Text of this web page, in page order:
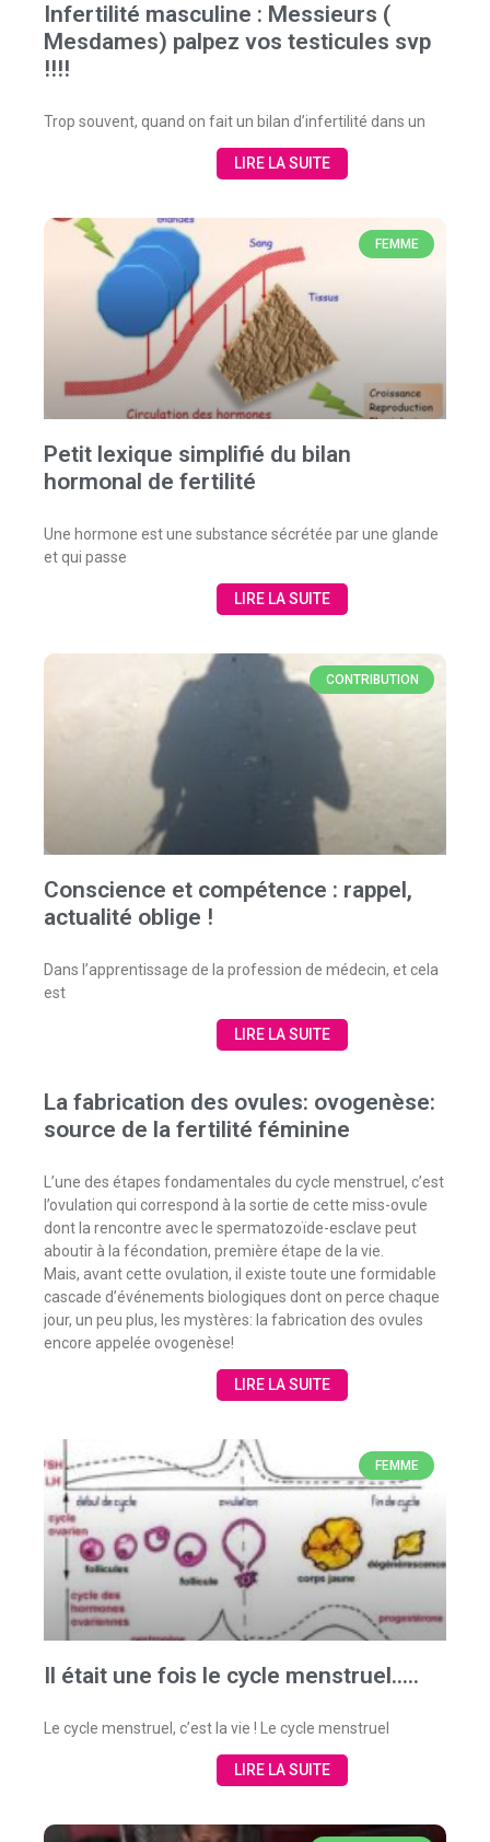
Infertilité masculine : Messieurs (
Mesdames) palpez vos testicules svp
!!!!
Trop souvent, quand on fait un bilan d’infertilité dans un
LIRE LA SUITE
FEMME
Petit lexique simplifié du bilan
hormonal de fertilité
Une hormone est une substance sécrétée par une glande
et qui passe
LIRE LA SUITE
CONTRIBUTION
Conscience et compétence : rappel,
actualité oblige !
Dans l’apprentissage de la profession de médecin, et cela
est
LIRE LA SUITE
La fabrication des ovules: ovogenèse:
source de la fertilité féminine
L’une des étapes fondamentales du cycle menstruel, c’est
l’ovulation qui correspond à la sortie de cette miss-ovule
dont la rencontre avec le spermatozoïde-esclave peut
aboutir à la fécondation, première étape de la vie.
Mais, avant cette ovulation, il existe toute une formidable
cascade d’événements biologiques dont on perce chaque
jour, un peu plus, les mystères: la fabrication des ovules
encore appelée ovogenèse!
LIRE LA SUITE
FEMME
Il était une fois le cycle menstruel…..
Le cycle menstruel, c’est la vie ! Le cycle menstruel
LIRE LA SUITE